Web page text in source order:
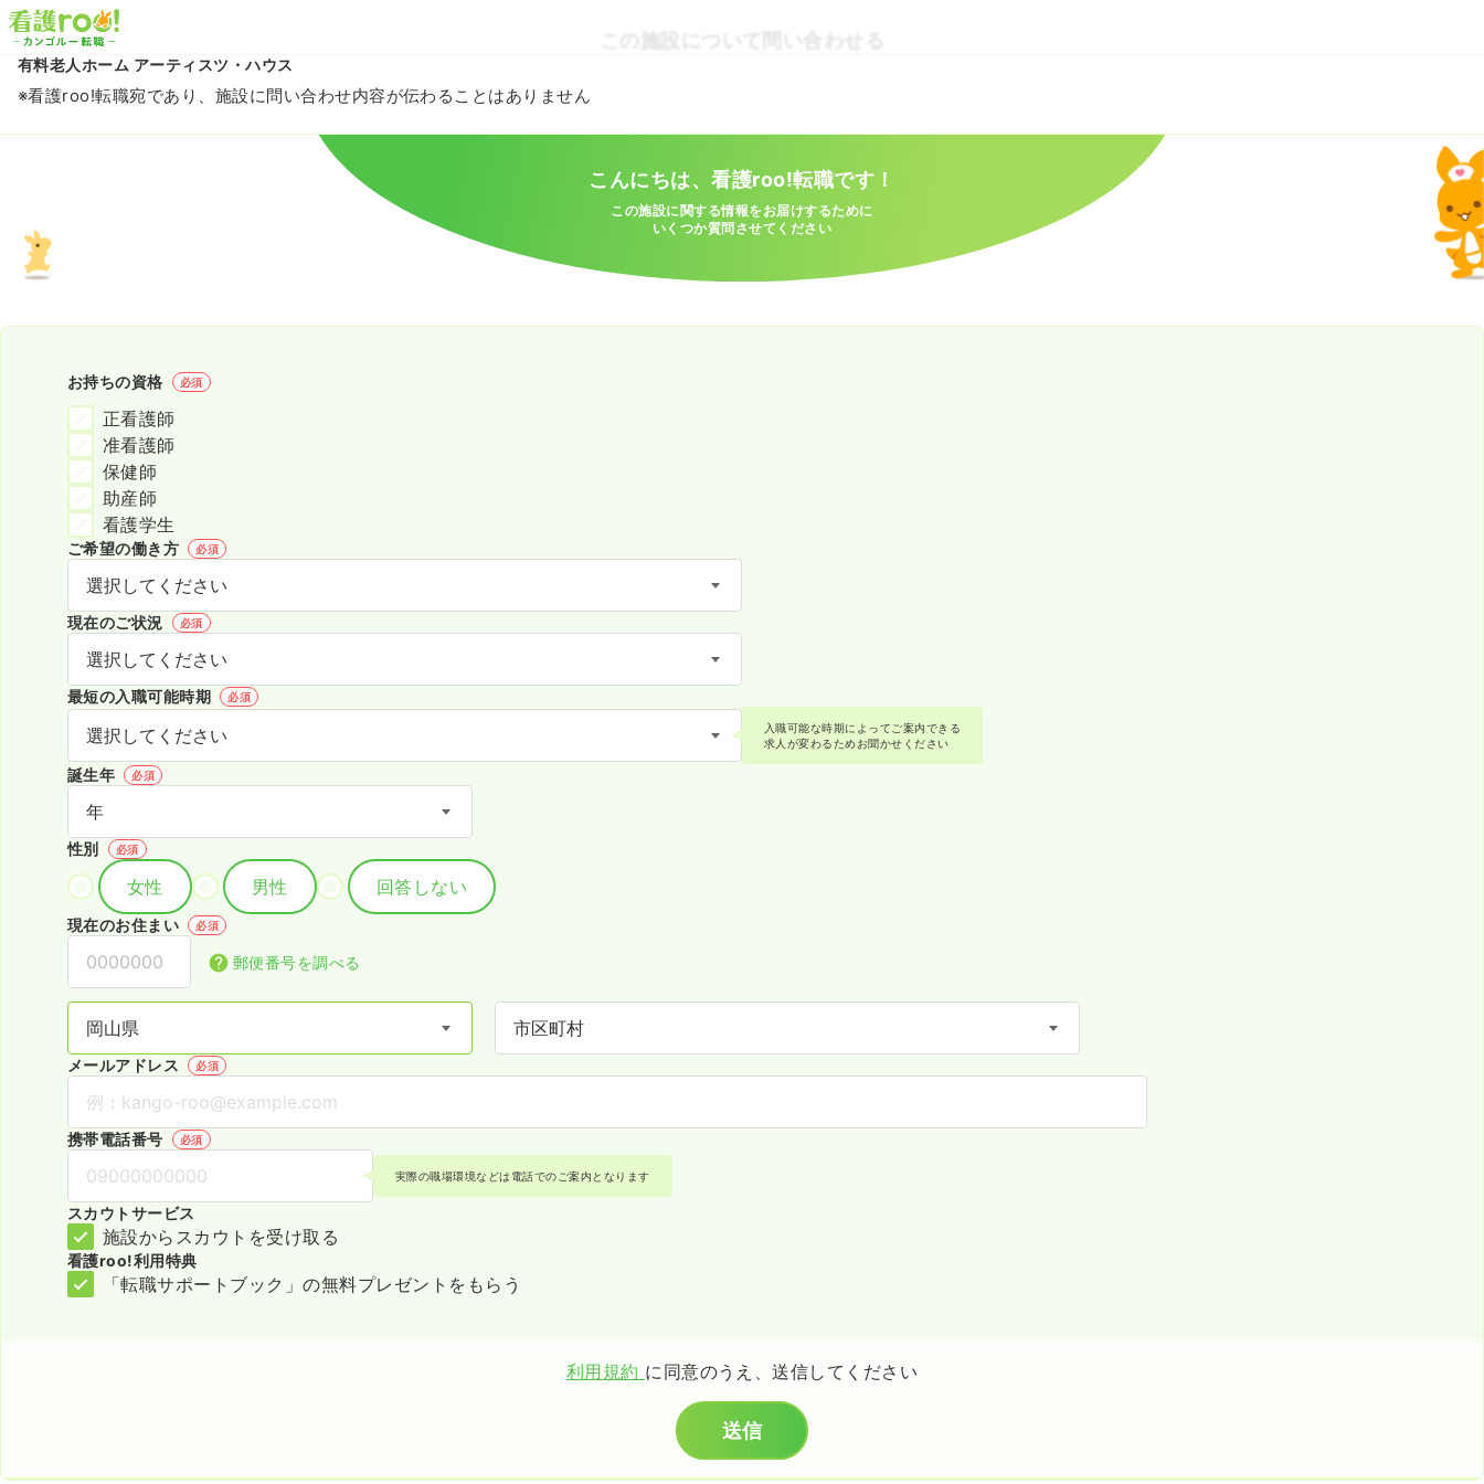
この施設について問い合わせる
有料老人ホーム アーティスツ・ハウス
※看護roo!転職宛であり、施設に問い合わせ内容が伝わることはありません
こんにちは、看護roo!転職です！
この施設に関する情報をお届けするために
いくつか質問させてください
お持ちの資格 必須
正看護師
准看護師
保健師
助産師
看護学生
ご希望の働き方 必須
現在のご状況 必須
最短の入職可能時期 必須
入職可能な時期によってご案内できる
求人が変わるためお聞かせください
誕生年 必須
性別 必須
女性 男性 回答しない
現在のお住まい 必須
郵便番号を調べる
メールアドレス 必須
携帯電話番号 必須
実際の職場環境などは電話でのご案内となります
スカウトサービス
施設からスカウトを受け取る
看護roo!利用特典
「転職サポートブック」の無料プレゼントをもらう
利用規約 に同意のうえ、送信してください
送信